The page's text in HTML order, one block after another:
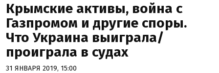
Крымские активы, война с
Газпромом и другие споры.
Что Украина выиграла/
проиграла в судах
31 ЯНВАРЯ 2019, 15:00